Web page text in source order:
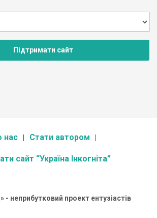
Підтримати сайт
нас Стати автором
сайт “Україна Інкогніта”
- неприбутковий проект ентузіастів